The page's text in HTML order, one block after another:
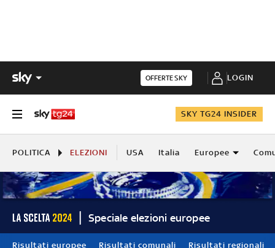
OFFERTE SKY LOGIN
SKY TG24 INSIDER
POLITICA ELEZIONI USA Italia Europee
Speciale elezioni europee
Risultati europee Risultati comunali Risultati regionali